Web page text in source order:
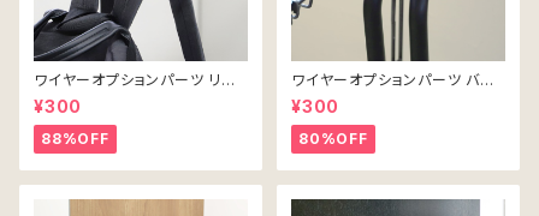
ワイヤーオプションパーツ リュッ
クハンガー
¥300
88%OFF
ワイヤーオプションパーツ バー
フック・ロング
¥300
80%OFF